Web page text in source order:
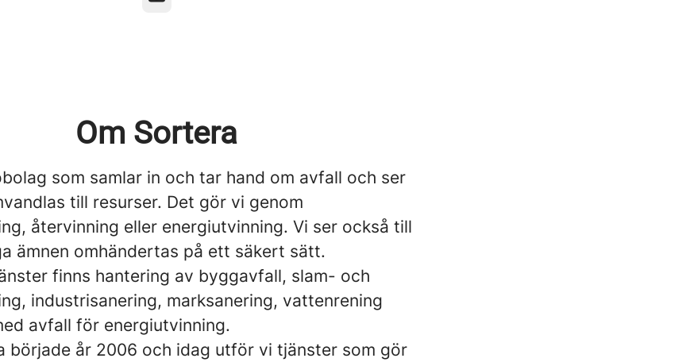
Om Sortera
som samlar in och tar hand om avfall och ser
till resurser. Det gör vi genom
återvinning eller energiutvinning. Vi ser också till
ämnen omhändertas på ett säkert sätt.
finns hantering av byggavfall, slam- och
industrisanering, marksanering, vattenrening
avfall för energiutvinning.
började år 2006 och idag utför vi tjänster som gör